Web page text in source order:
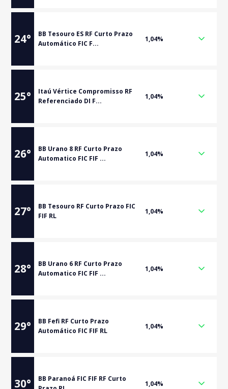
24°
BB Tesouro ES RF Curto Prazo
Automático FIC F...
1,04%
25°
Itaú Vértice Compromisso RF
Referenciado DI F...
1,04%
26°
BB Urano 8 RF Curto Prazo
Automatico FIC FIF ...
1,04%
27°
BB Tesouro RF Curto Prazo FIC
FIF RL
1,04%
28°
BB Urano 6 RF Curto Prazo
Automatico FIC FIF ...
1,04%
29°
BB Fefi RF Curto Prazo
Automático FIC FIF RL
1,04%
30°
BB Paranoá FIC FIF RF Curto
1,04%